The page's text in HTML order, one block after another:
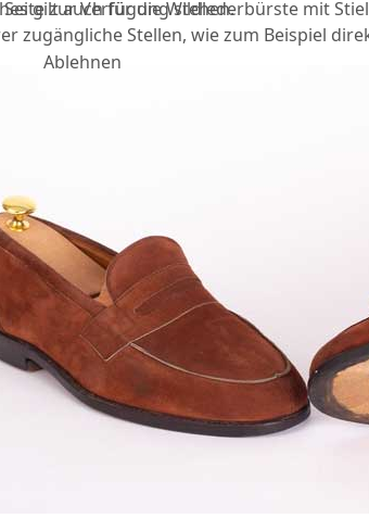
gilt auch für die Wildlederbürste mit
zugängliche Stellen, wie zum Beispiel
zur Verfügung stehen.
Ablehnen